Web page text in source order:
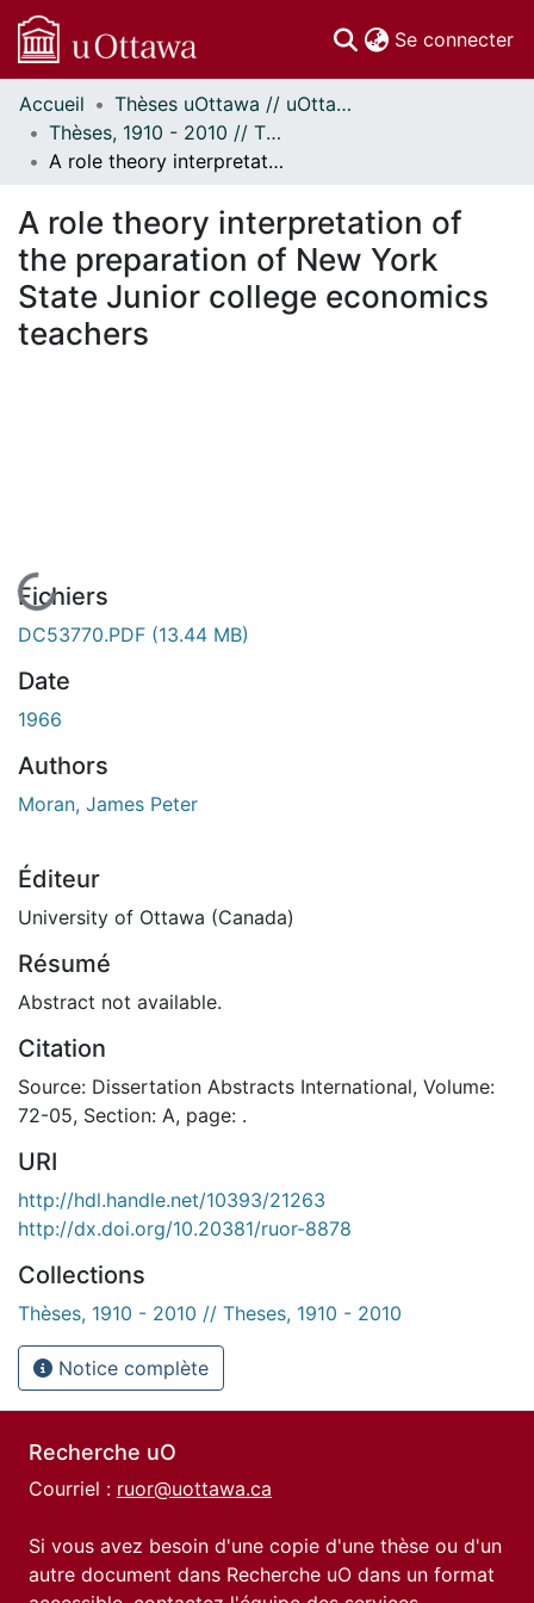
Se connecter
Communautés
et collections
Parcourir
À propos
Accueil
Thèses uOttawa // uOttawa Theses
Thèses, 1910 - 2010 // Theses, 1910 - 2010
A role theory interpretation of the preparation of New York State Junior college economics teachers
A role theory interpretation of
the preparation of New York
State Junior college economics
teachers
En cours de chargement...
Fichiers
DC53770.PDF (13.44 MB)
Date
1966
Authors
Moran, James Peter
Éditeur
University of Ottawa (Canada)
Résumé
Abstract not available.
Citation
Source: Dissertation Abstracts International, Volume:
72-05, Section: A, page: .
URI
http://hdl.handle.net/10393/21263
http://dx.doi.org/10.20381/ruor-8878
Collections
Thèses, 1910 - 2010 // Theses, 1910 - 2010
Notice complète
Recherche uO
Courriel : ruor@uottawa.ca
Si vous avez besoin d'une copie d'une thèse ou d'un
autre document dans Recherche uO dans un format